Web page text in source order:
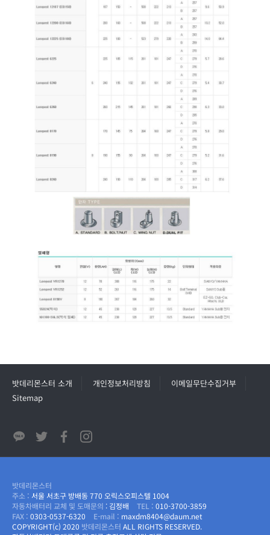
밧데리몬스터 소개 개인정보처리방침
이메일무단수집거부
Sitemap
밧데리몬스터
주소 : 서울 서초구 방배동 770 오릭스오피스텔 1004
자동차배터리 교체 및 도매문의 : 김정배 TEL : 010-3700-3859
FAX : 0303-0537-6320 E-mail : maxdm8404@daum.net
COPYRIGHT(c) 2020 밧데리몬스터 ALL RIGHTS RESERVED.